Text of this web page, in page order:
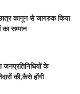
छात्र कानून से जागरुक किया
का सम्मान
के
की,कैसे होंगी